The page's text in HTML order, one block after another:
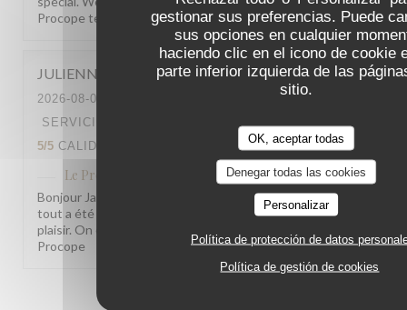
gestionar sus preferencias. Puede
sus opciones en cualquier
haciendo clic en el icono de cookie
parte inferior izquierda de las
sitio.
OK, aceptar todas
Denegar todas las cookies
Personalizar
Política de protección de datos
Política de gestión de cookies
Procope team
JULIENNA
2026-08-05
SERVICIO
MENÚ:
5/5 CALIDAD / PRECIO
Le Procope ha respondido a su opinión
Bonjour Jang Gum Sic, Quel beau retour, merci ! Savoir que
tout a été à la hauteur de vos attentes nous fait vraiment
plaisir. On espère vous revoir très bientôt ! L'équipe du
Procope